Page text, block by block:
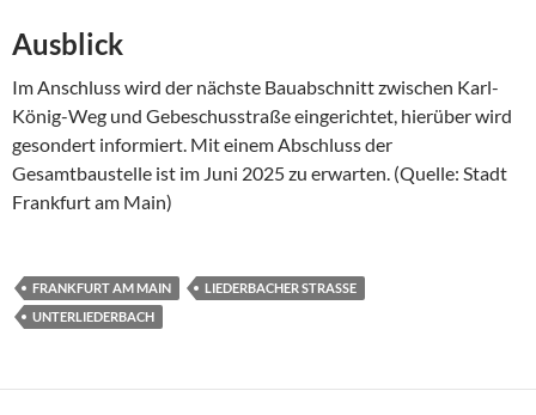
Ausblick
Im Anschluss wird der nächste Bauabschnitt zwischen Karl-
König-Weg und Gebeschusstraße eingerichtet, hierüber wird
gesondert informiert. Mit einem Abschluss der
Gesamtbaustelle ist im Juni 2025 zu erwarten. (Quelle: Stadt
Frankfurt am Main)
FRANKFURT AM MAIN
LIEDERBACHER STRASSE
UNTERLIEDERBACH